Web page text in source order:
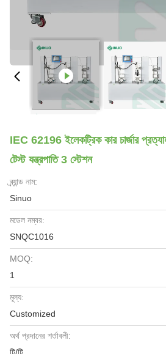
IEC 62196 ইলেকট্রিক কার চার্জার
টেস্ট যন্ত্রপাতি 3 স্টেশন
ব্র্যান্ড নাম:
Sinuo
মডেল নম্বর:
SNQC1016
MOQ:
1
মূল্য:
Customized
অর্থ প্রদানের শর্তাবলী: